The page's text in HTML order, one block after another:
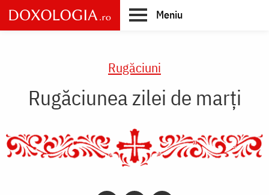
Skip
to
main
Meniu
Rugăciuni
Rugăciunea zilei de marţi